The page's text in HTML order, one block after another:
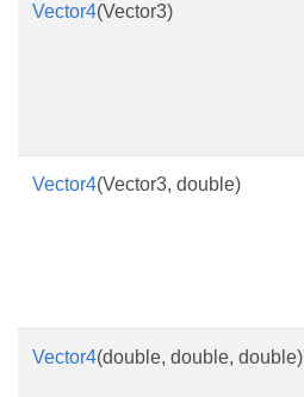
Vector4(Vector3)
Vector4(Vector3, double)
Vector4(double, double, double)